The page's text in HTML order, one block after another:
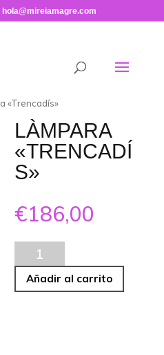
hola@mireiamagre.com
«Trencadís»
LÀMPARA
«TRENCADÍ
S»
€186,00
làmpara
"Trencadís"
cantidad
Añadir al carrito